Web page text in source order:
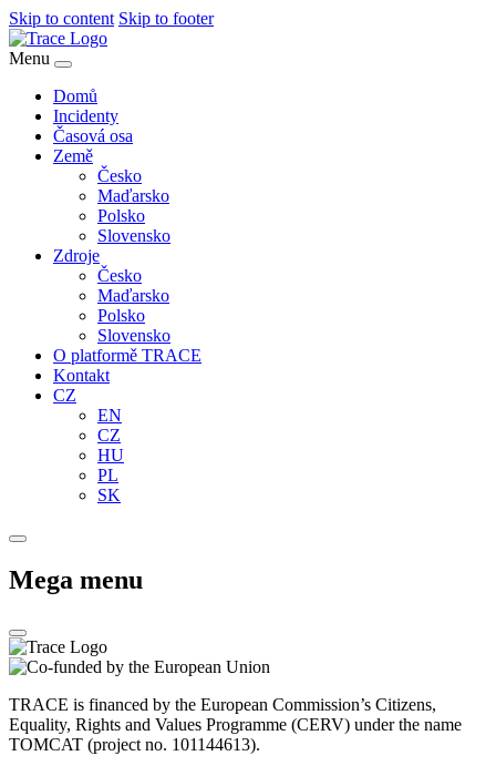
Skip to content Skip to footer
Menu
Domů
Incidenty
Časová osa
Země
Česko
Maďarsko
Polsko
Slovensko
Zdroje
Česko
Maďarsko
Polsko
Slovensko
O platformě TRACE
Kontakt
CZ
EN
CZ
HU
PL
SK
Mega menu
TRACE is financed by the European Commission’s Citizens,
Equality, Rights and Values Programme (CERV) under the name
TOMCAT (project no. 101144613).